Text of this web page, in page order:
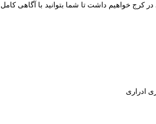
کرج خواهیم داشت تا شما بتوانید با آگاهی کامل